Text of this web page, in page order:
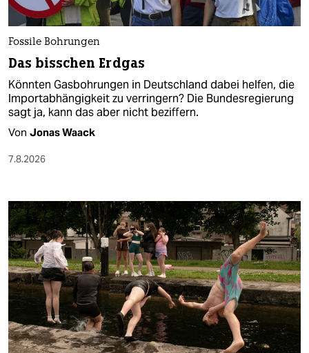
Fossile Bohrungen
Das bisschen Erdgas
Könnten Gasbohrungen in Deutschland dabei helfen, die
Importabhängigkeit zu verringern? Die Bundesregierung
sagt ja, kann das aber nicht beziffern.
Von Jonas Waack
7.8.2026